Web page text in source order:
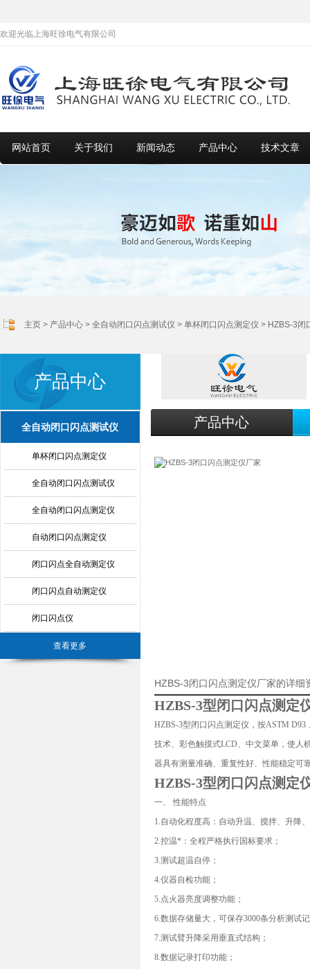
欢迎光临上海旺徐电气有限公司
网站首页 关于我们 新闻动态 产品中心 技术文章
主页 > 产品中心 > 全自动闭口闪点测试仪 > 单杯闭口闪点测定仪 > HZBS-3闭
产品中心
全自动闭口闪点测试仪
单杯闭口闪点测定仪
全自动闭口闪点测试仪
全自动闭口闪点测定仪
自动闭口闪点测定仪
闭口闪点全自动测定仪
闭口闪点自动测定仪
闭口闪点仪
查看更多
产品中心
HZBS-3闭口闪点测定仪厂家的详细
HZBS-3型闭口闪点测定
HZBS-3型闭口闪点测定仪，按ASTM
技术、彩色触摸式LCD、中文菜单，使人
器具有测量准确、重复性好、性能稳定可
HZBS-3型闭口闪点测定
一、 性能特点
1.自动化程度高：自动升温、搅拌、升降
2.控温*：全程严格执行国标要求；
3.测试超温自停；
4.仪器自检功能；
5.点火器亮度调整功能；
6.数据存储量大，可保存3000条分析测试
7.测试臂升降采用垂直式结构；
8.数据记录打印功能；